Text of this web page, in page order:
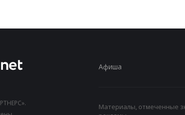
Афиша
Материалы, отмеченные